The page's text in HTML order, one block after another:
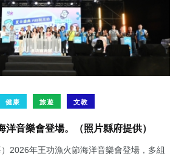
健康 旅遊 文教
洋音樂會登場。（照片縣府提供）
）2026年王功漁火節海洋音樂會登場，多組